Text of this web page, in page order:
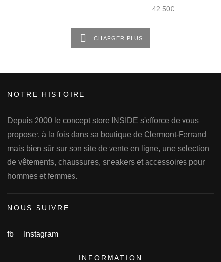
42.50€
CHARGER PLUS
NOTRE HISTOIRE
Depuis 2000 le concept store INSIDE s'efforce de vous
proposer, à la fois dans sa boutique de Clermont-Ferrand
mais bien sûr sur son site de vente en ligne, une sélection
de vêtements, chaussures, sneakers et accessoires pour
hommes et femmes.
NOUS SUIVRE
fb Instagram
INFORMATION